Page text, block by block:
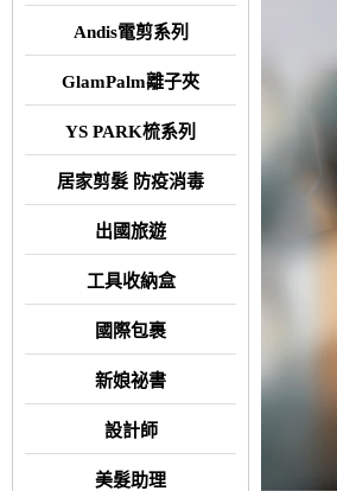
Andis電剪系列
GlamPalm離子夾
YS PARK梳系列
居家剪髮 防疫消毒
出國旅遊
工具收納盒
國際包裹
新娘祕書
設計師
美髮助理